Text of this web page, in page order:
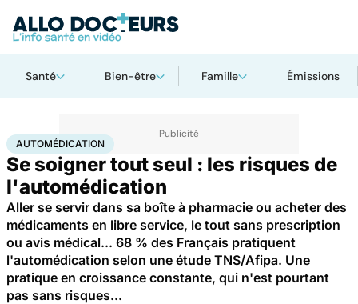
Santé Bien-être Famille Émissions
AccueilSantéMédicaments Automédication
AUTOMÉDICATION
Se soigner tout seul : les risques de
l'automédication
Aller se servir dans sa boîte à pharmacie ou acheter des
médicaments en libre service, le tout sans prescription
ou avis médical... 68 % des Français pratiquent
l'automédication selon une étude TNS/Afipa. Une
pratique en croissance constante, qui n'est pourtant
pas sans risques...